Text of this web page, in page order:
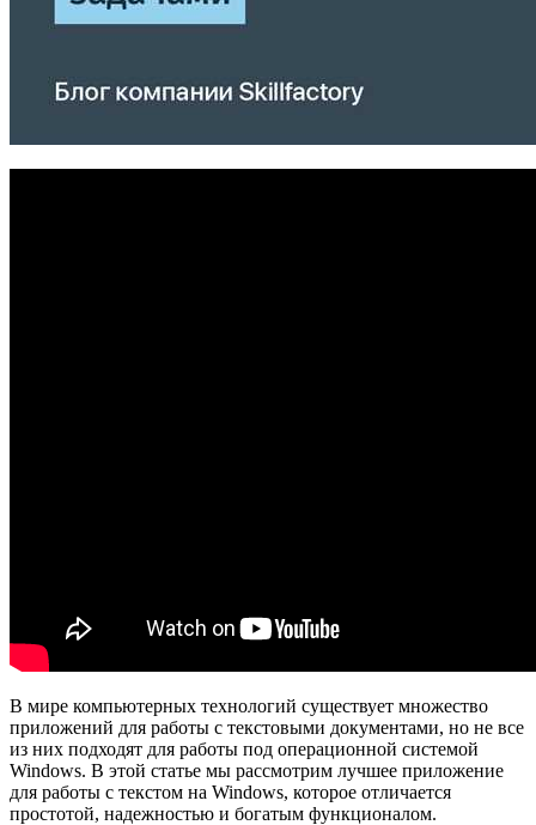
В мире компьютерных технологий существует множество
приложений для работы с текстовыми документами, но не все
из них подходят для работы под операционной системой
Windows. В этой статье мы рассмотрим лучшее приложение
для работы с текстом на Windows, которое отличается
простотой, надежностью и богатым функционалом.